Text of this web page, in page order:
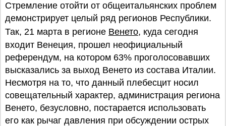
Стремление отойти от общеитальянских проблем
демонстрирует целый ряд регионов Республики.
Так, 21 марта в регионе Венето, куда сегодня
входит Венеция, прошел неофициальный
референдум, на котором 63% проголосовавших
высказались за выход Венето из состава Италии.
Несмотря на то, что данный плебесцит носил
совещательный характер, администрация региона
Венето, безусловно, постарается использовать
его как рычаг давления при обсуждении острых